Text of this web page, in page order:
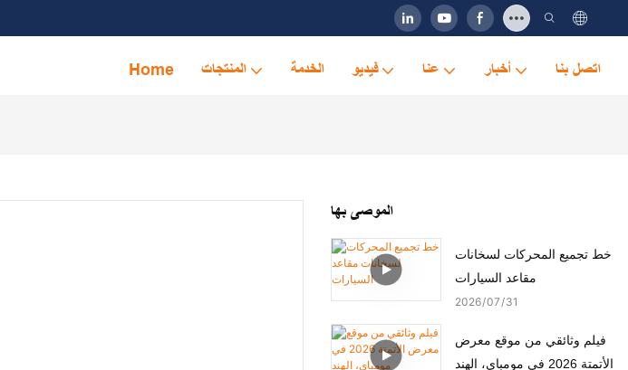
Home المنتجات الخدمة فيديو عنا أخبار اتصل بنا
الموصى بها
خط تجميع المحركات لسخانات
مقاعد السيارات
2026 07 31
فيلم وثائقي من موقع معرض
الأتمتة 2026 في مومباي، الهند